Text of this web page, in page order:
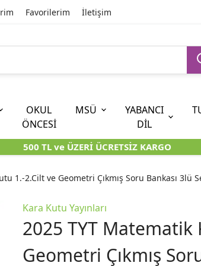
Favorilerim İletişim
TYT
KARA KUTU KİTAPLARI
LİSANS
KARA KUTU KİTAPLARI
6. SINIF (İOKBS)
KARA KUTU KİTAPLARI
OKUL
ÖNCESİ
MSÜ
YABANCI
DİL
500 TL ve ÜZERİ ÜCRETSİZ KARGO
1.-2.Cilt ve Geometri Çıkmış Soru Bankası 3lü
Kara Kutu Yayınları
2025 TYT Matematik
Geometri Çıkmış